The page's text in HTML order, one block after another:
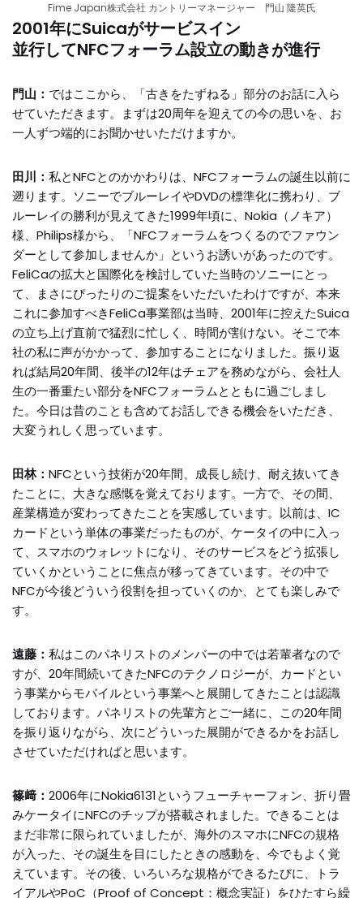
Fime Japan株式会社 カントリーマネージャー 門山 隆英氏
2001年にSuicaがサービスイン
並行してNFCフォーラム設立の動きが進行
門山： ではここから、「古きをたずねる」部分のお話に入ら
せていただきます。まずは20周年を迎えての今の思いを、お
一人ずつ端的にお聞かせいただけますか。
田川： 私とNFCとのかかわりは、NFCフォーラムの誕生以前に
遡ります。ソニーでブルーレイやDVDの標準化に携わり、ブ
ルーレイの勝利が見えてきた1999年頃に、Nokia（ノキア）
様、Philips様から、「NFCフォーラムをつくるのでファウン
ダーとして参加しませんか」というお誘いがあったのです。
FeliCaの拡大と国際化を検討していた当時のソニーにとっ
て、まさにぴったりのご提案をいただいたわけですが、本来
これに参加すべきFeliCa事業部は当時、2001年に控えたSuica
の立ち上げ直前で猛烈に忙しく、時間が割けない。そこで本
社の私に声がかかって、参加することになりました。振り返
れば結局20年間、後半の12年はチェアを務めながら、会社人
生の一番重たい部分をNFCフォーラムとともに過ごしまし
た。今日は昔のことも含めてお話しできる機会をいただき、
大変うれしく思っています。
田林： NFCという技術が20年間、成長し続け、耐え抜いてき
たことに、大きな感慨を覚えております。一方で、その間、
産業構造が変わってきたことを実感しています。以前は、IC
カードという単体の事業だったものが、ケータイの中に入っ
て、スマホのウォレットになり、そのサービスをどう拡張し
ていくかということに焦点が移ってきています。その中で
NFCが今後どういう役割を担っていくのか、とても楽しみで
す。
遠藤： 私はこのパネリストのメンバーの中では若輩者なので
すが、20年間続いてきたNFCのテクノロジーが、カードとい
う事業からモバイルという事業へと展開してきたことは認識
しております。パネリストの先輩方とご一緒に、この20年間
を振り返りながら、次にどういった展開ができるかをお話し
させていただければと思います。
篠﨑： 2006年にNokia6131というフューチャーフォン、折り畳
みケータイにNFCのチップが搭載されました。できることは
まだ非常に限られていましたが、海外のスマホにNFCの規格
が入った、その誕生を目にしたときの感動を、今でもよく覚
えています。その後、いろいろな規格ができるたびに、トラ
イアルやPoC（Proof of Concept：概念実証）をひたすら繰